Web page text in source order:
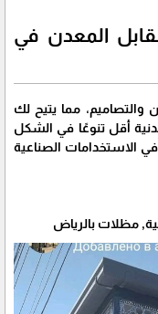
المعدن في
والتصاميم، مما يتيح لك
أقل تنوعًا في الشكل
الاستخدامات الصناعية
مظلات بالرياض